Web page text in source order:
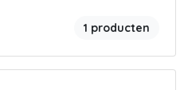
1 producten